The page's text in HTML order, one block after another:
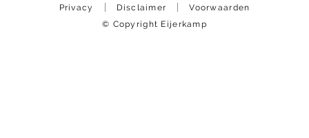
Privacy Disclaimer
Voorwaarden
© Copyright Eijerkamp